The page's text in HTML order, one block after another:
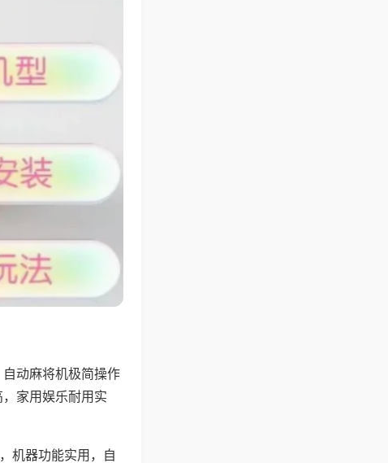
动麻将机极简操作
家用娱乐耐用实
机器功能实用，自